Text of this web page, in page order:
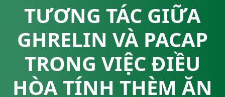
TƯƠNG TÁC GIỮA
GHRELIN VÀ PACAP
TRONG VIỆC ĐIỀU
HÒA TÍNH THÈM ĂN